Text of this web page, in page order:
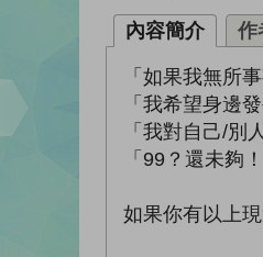
內容簡介 作
「如果我無所
「我希望身邊
「我對自己/別
「99？還未夠
如果你有以上